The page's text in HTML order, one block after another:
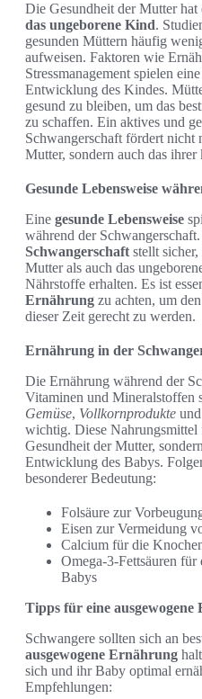
Die Gesundheit der Mutter hat
das ungeborene Kind.
gesunden Müttern häufig
aufweisen. Faktoren wie
Stressmanagement spielen
Entwicklung des Kindes.
gesund zu bleiben, um das
zu schaffen. Ein aktives und
Schwangerschaft fördert nicht
Mutter, sondern auch das ihrer
Gesunde Lebensweise
Eine gesunde Lebensweise
während der
Schwangerschaft stellt
Mutter als auch das
Nährstoffe erhalten. Es ist
Ernährung zu achten, um
dieser Zeit gerecht zu werden.
Ernährung in der
Die Ernährung während der
Vitaminen und Mineralstoffen
Gemüse, Vollkornprodukte und
wichtig. Diese
Gesundheit der Mutter,
Entwicklung des Babys.
besonderer Bedeutung:
Folsäure zur
Eisen zur Vermeidung
Calcium für die
Omega-3-Fettsäuren
Babys
Tipps für eine
Schwangere sollten sich an
ausgewogene Ernährung
sich und ihr Baby optimal
Empfehlungen: